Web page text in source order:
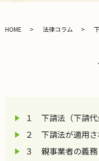
HOME 法律コラム
１ 下請法（下請代
２ 下請法が適用さ
３ 親事業者の義務